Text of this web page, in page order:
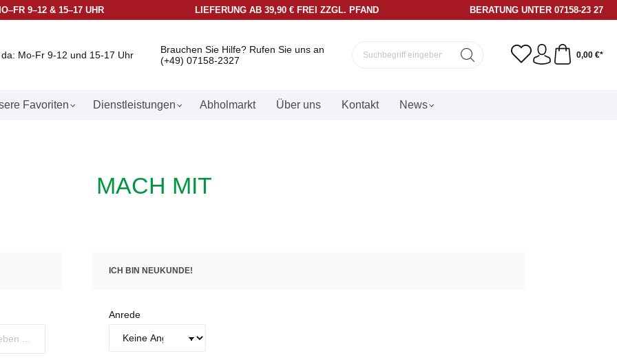
9–12 & 15–17 UHR LIEFERUNG AB 39,90 € FREI ZZGL. PFAND BERATUNG UNTER 07158-23 27
Mo-Fr 9-12 und 15-17 Uhr
Brauchen Sie Hilfe? Rufen Sie uns an
(+49) 07158-2327
0,00 €*
Favoriten Dienstleistungen Abholmarkt Über uns Kontakt News
MACH MIT
ICH BIN NEUKUNDE!
Anrede